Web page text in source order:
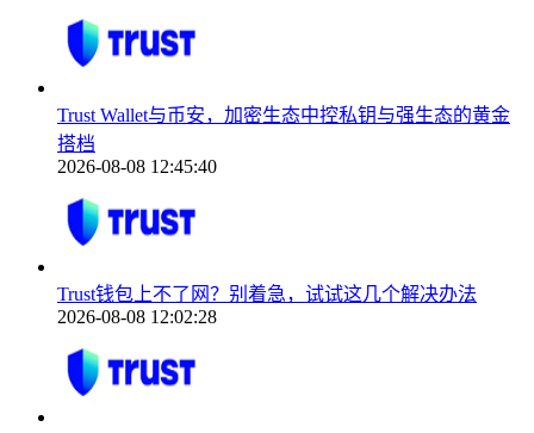
Trust Wallet与币安，加密生态中控私钥与强生态的黄金
搭档
2026-08-08 12:45:40
Trust钱包上不了网？别着急，试试这几个解决办法
2026-08-08 12:02:28